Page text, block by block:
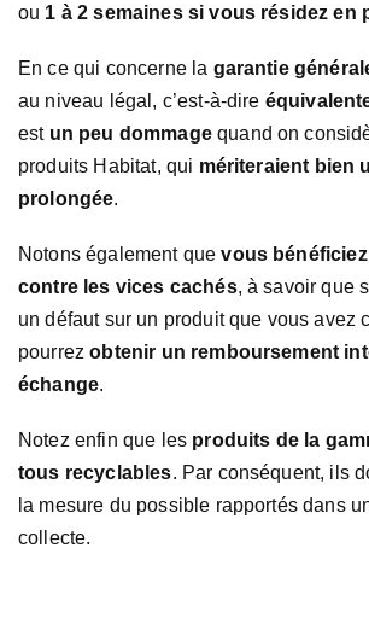
ou 1 à 2 semaines si vous résidez en
En ce qui concerne la garantie
au niveau légal, c’est-à-dire
est un peu dommagequand on
produits Habitat, qui mériteraient bien
prolongée.
Notons également quevous
contre les vices cachés, à savoir que
un défaut sur un produit que vous avez
pourrezobtenir un remboursement
échange.
Notez enfin que les produits de la
tous recyclables. Par conséquent, ils
la mesure du possible rapportés dans
collecte.